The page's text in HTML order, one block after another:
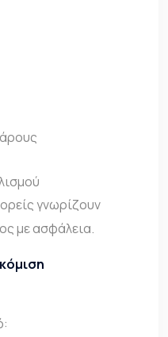
γνωρίζουν
με ασφάλεια.